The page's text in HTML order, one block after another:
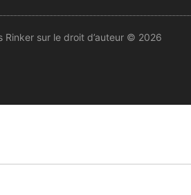
Rinker sur le droit d’auteur © 2026